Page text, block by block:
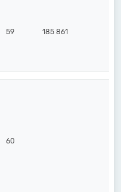
59 185 861
60